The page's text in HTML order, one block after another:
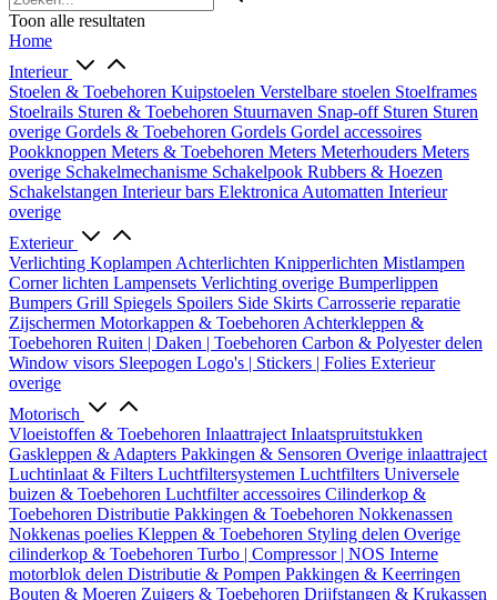
Toon alle resultaten
Home
Interieur
Stoelen & Toebehoren Kuipstoelen Verstelbare stoelen Stoelframes
Stoelrails Sturen & Toebehoren Stuurnaven Snap-off Sturen Sturen
overige Gordels & Toebehoren Gordels Gordel accessoires
Pookknoppen Meters & Toebehoren Meters Meterhouders Meters
overige Schakelmechanisme Schakelpook Rubbers & Hoezen
Schakelstangen Interieur bars Elektronica Automatten Interieur
overige
Exterieur
Verlichting Koplampen Achterlichten Knipperlichten Mistlampen
Corner lichten Lampensets Verlichting overige Bumperlippen
Bumpers Grill Spiegels Spoilers Side Skirts Carrosserie reparatie
Zijschermen Motorkappen & Toebehoren Achterkleppen &
Toebehoren Ruiten | Daken | Toebehoren Carbon & Polyester delen
Window visors Sleepogen Logo's | Stickers | Folies Exterieur
overige
Motorisch
Vloeistoffen & Toebehoren Inlaattraject Inlaatspruitstukken
Gaskleppen & Adapters Pakkingen & Sensoren Overige inlaattraject
Luchtinlaat & Filters Luchtfiltersystemen Luchtfilters Universele
buizen & Toebehoren Luchtfilter accessoires Cilinderkop &
Toebehoren Distributie Pakkingen & Toebehoren Nokkenassen
Nokkenas poelies Kleppen & Toebehoren Styling delen Overige
cilinderkop & Toebehoren Turbo | Compressor | NOS Interne
motorblok delen Distributie & Pompen Pakkingen & Keerringen
Bouten & Moeren Zuigers & Toebehoren Drijfstangen & Krukassen